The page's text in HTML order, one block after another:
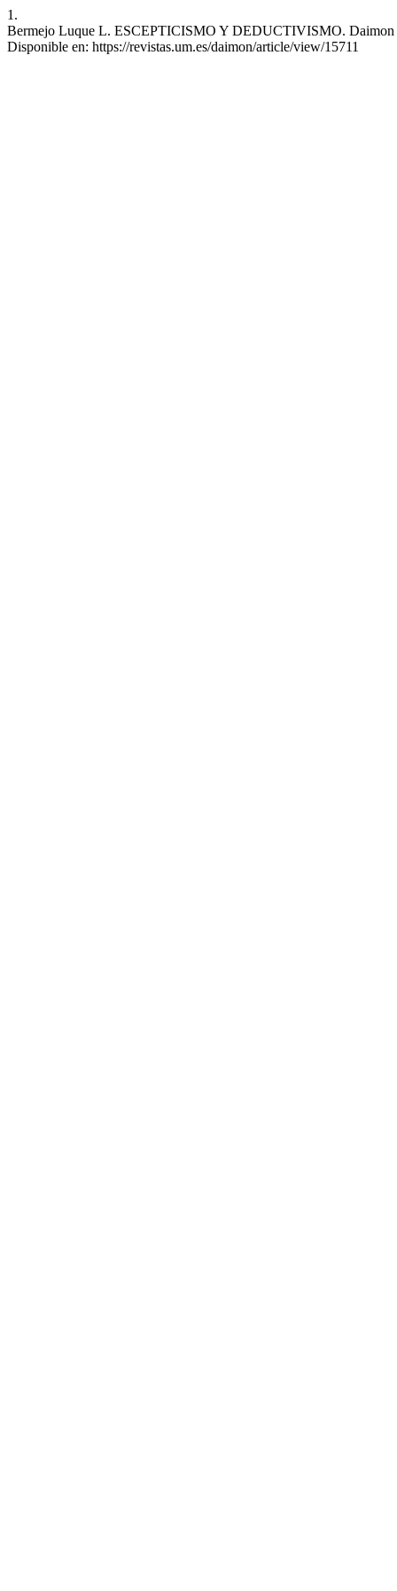
1.
Bermejo Luque L. ESCEPTICISMO Y DEDUCTIVISMO. Daimon
Disponible en: https://revistas.um.es/daimon/article/view/15711